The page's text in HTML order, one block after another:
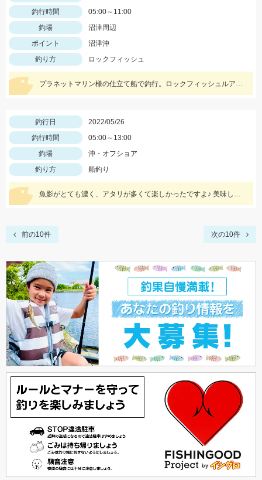
釣行時間
05:00～11:00
釣場
沼津周辺
ポイント
沼津沖
釣り方
ロックフィッシュ
プラネットマリン様の仕立て船で釣行。ロックフィッシュルアー以外にもテンヤやジグ、キャスティングなどその場に応じて色々な釣りが出来ました。
釣行日
2022/05/26
釣行時間
05:00～13:00
釣場
沖・オフショア
釣り方
船釣り
魚影がとても濃く、アタリが多くて楽しかったですよ♪ 美味しい魚ばかり釣れました♪
前の10件 次の10件